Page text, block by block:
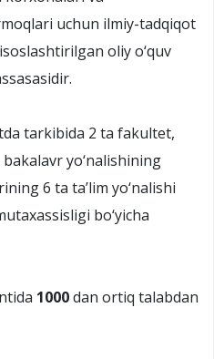
uchun ilmiy-tadqiqot
oliy o‘quv
tarkibida 2 ta fakultet,
yo‘nalishining
6 ta taʼlim yo‘nalishi
bo‘yicha
1000dan ortiq talabdan